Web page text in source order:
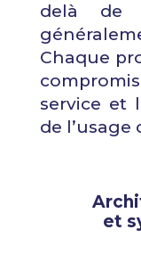
delà de
Chaque
service et
de l’usage
et